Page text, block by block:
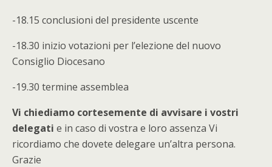
-18.15 conclusioni del presidente uscente
-18.30 inizio votazioni per l’elezione del nuovo
Consiglio Diocesano
-19.30 termine assemblea
Vi chiediamo cortesemente di avvisare i vostri
delegati e in caso di vostra e loro assenza Vi
ricordiamo che dovete delegare un’altra persona.
Grazie